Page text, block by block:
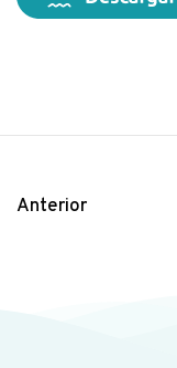
Anterior